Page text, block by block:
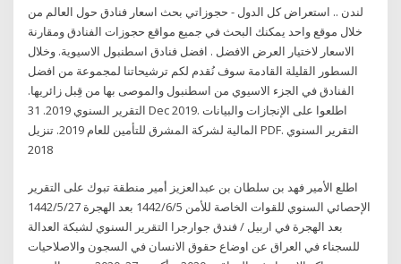
لندن .. استعراض كل الدول - حجوزاتي بحث اسعار فنادق حول العالم من
خلال موقع واحد يمكنك البحث في جميع مواقع حجوزات الفنادق ومقارنة
الاسعار لاختيار العرض الافضل . افضل فنادق اسطنبول الاسيوية. وخلال
السطور القليلة القادمة سوف نُقدم لكم ترشيحاتنا لمجموعة من افضل
الفنادق في الجزء الاسيوي من اسطنبول والموصى بها من قِبل زائريها.
التقرير السنوي 2019. 31 Dec 2019. اطلعوا على الإنجازات والبيانات
المالية لشركة المشرق للتأمين للعام 2019. تنزيل PDF. التقرير السنوي
اطلع الأمير فهد بن سلطان بن عبدالعزيز أمير منطقة تبوك على التقرير
الإحصائي السنوي للقوات الخاصة للأمن 5‏‏/6‏‏/1442 بعد الهجرة 27‏‏/5‏‏/1442
بعد الهجرة في اربيل / فندق جوارجرا التقرير السنوي لشبكة العدالة
للسجناء في العراق عن اوضاع حقوق الانسان في السجون والاصلاحيات